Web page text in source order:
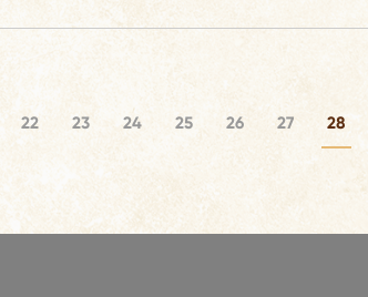
22 23 24 25 26 27 28